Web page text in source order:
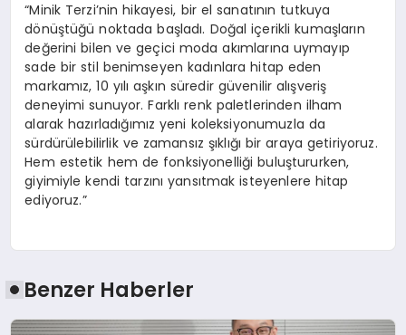
“Minik Terzi’nin hikayesi, bir el sanatının tutkuya
dönüştüğü noktada başladı. Doğal içerikli kumaşların
değerini bilen ve geçici moda akımlarına uymayıp
sade bir stil benimseyen kadınlara hitap eden
markamız, 10 yılı aşkın süredir güvenilir alışveriş
deneyimi sunuyor. Farklı renk paletlerinden ilham
alarak hazırladığımız yeni koleksiyonumuzla da
sürdürülebilirlik ve zamansız şıklığı bir araya getiriyoruz.
Hem estetik hem de fonksiyonelliği buluştururken,
giyimiyle kendi tarzını yansıtmak isteyenlere hitap
ediyoruz.”
Benzer Haberler